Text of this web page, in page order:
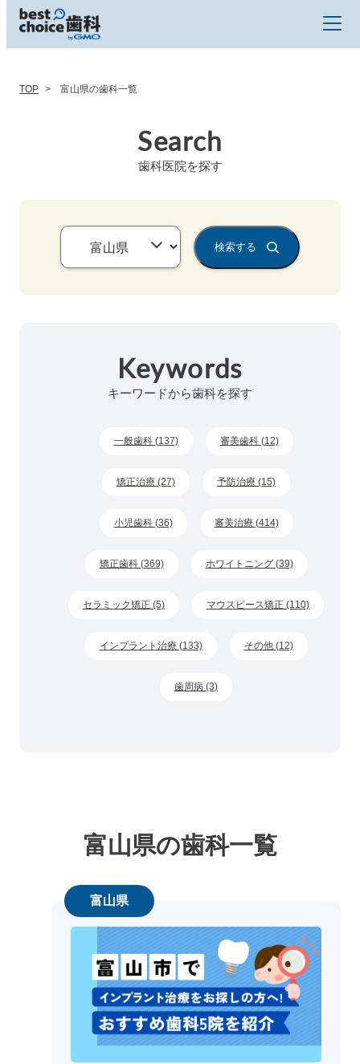
TOP 富山県の歯科一覧
Search
歯科医院を探す
検索する
Keywords
キーワードから歯科を探す
一般歯科 (137) 審美歯科 (12)
矯正治療 (27) 予防治療 (15)
小児歯科 (36) 審美治療 (414)
矯正歯科 (369) ホワイトニング (39)
セラミック矯正 (5) マウスピース矯正 (110)
インプラント治療 (133) その他 (12)
歯周病 (3)
富山県の歯科一覧
富山県